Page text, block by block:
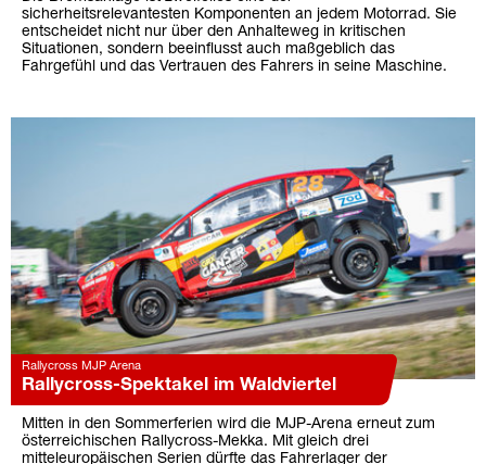
sicherheitsrelevantesten Komponenten an jedem Motorrad. Sie
entscheidet nicht nur über den Anhalteweg in kritischen
Situationen, sondern beeinflusst auch maßgeblich das
Fahrgefühl und das Vertrauen des Fahrers in seine Maschine.
Rallycross MJP Arena
Rallycross-Spektakel im Waldviertel
Mitten in den Sommerferien wird die MJP-Arena erneut zum
österreichischen Rallycross-Mekka. Mit gleich drei
mitteleuropäischen Serien dürfte das Fahrerlager der